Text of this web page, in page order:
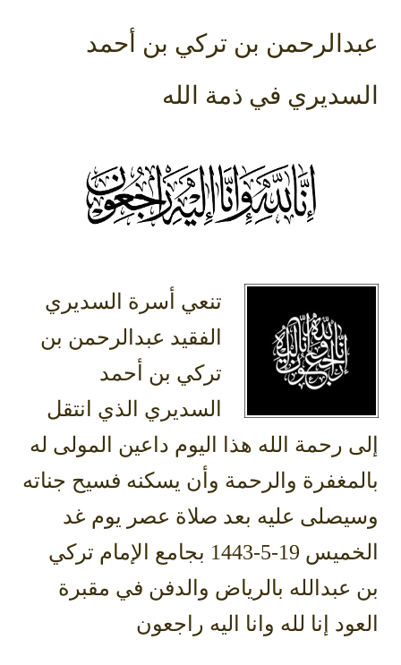
بن تركي بن أحمد
في ذمة الله
تنعي أسرة السديري
الفقيد عبدالرحمن بن
تركي بن أحمد
السديري الذي انتقل
رحمة الله هذا اليوم داعين المولى له
والرحمة وأن يسكنه فسيح جناته
عليه بعد صلاة عصر يوم غد
الخميس 19-5-1443 بجامع الإمام تركي
عبدالله بالرياض والدفن في مقبرة
إنا لله وانا اليه راجعون